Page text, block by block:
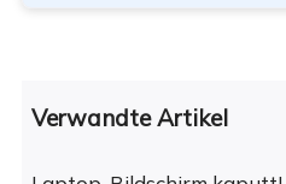
Verwandte Artikel